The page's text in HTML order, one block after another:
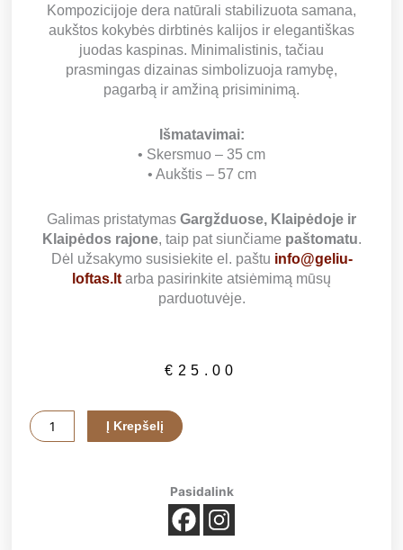
Kompozicijoje dera natūrali stabilizuota samana,
aukštos kokybės dirbtinės kalijos ir elegantiškas
juodas kaspinas. Minimalistinis, tačiau
prasmingas dizainas simbolizuoja ramybę,
pagarbą ir amžiną prisiminimą.
Išmatavimai:
• Skersmuo – 35 cm
• Aukštis – 57 cm
Galimas pristatymas Gargžduose, Klaipėdoje ir
Klaipėdos rajone, taip pat siunčiame paštomatu.
Dėl užsakymo susisiekite el. paštu info@geliu-
loftas.lt arba pasirinkite atsiėmimą mūsų
parduotuvėje.
€ 25.00
produkto
kiekis:
Į Krepšelį
Pasidalink